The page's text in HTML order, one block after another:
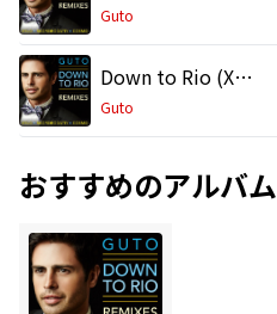
Guto
Down to Rio (XYLO Extended Mix)
Guto
おすすめのアルバム